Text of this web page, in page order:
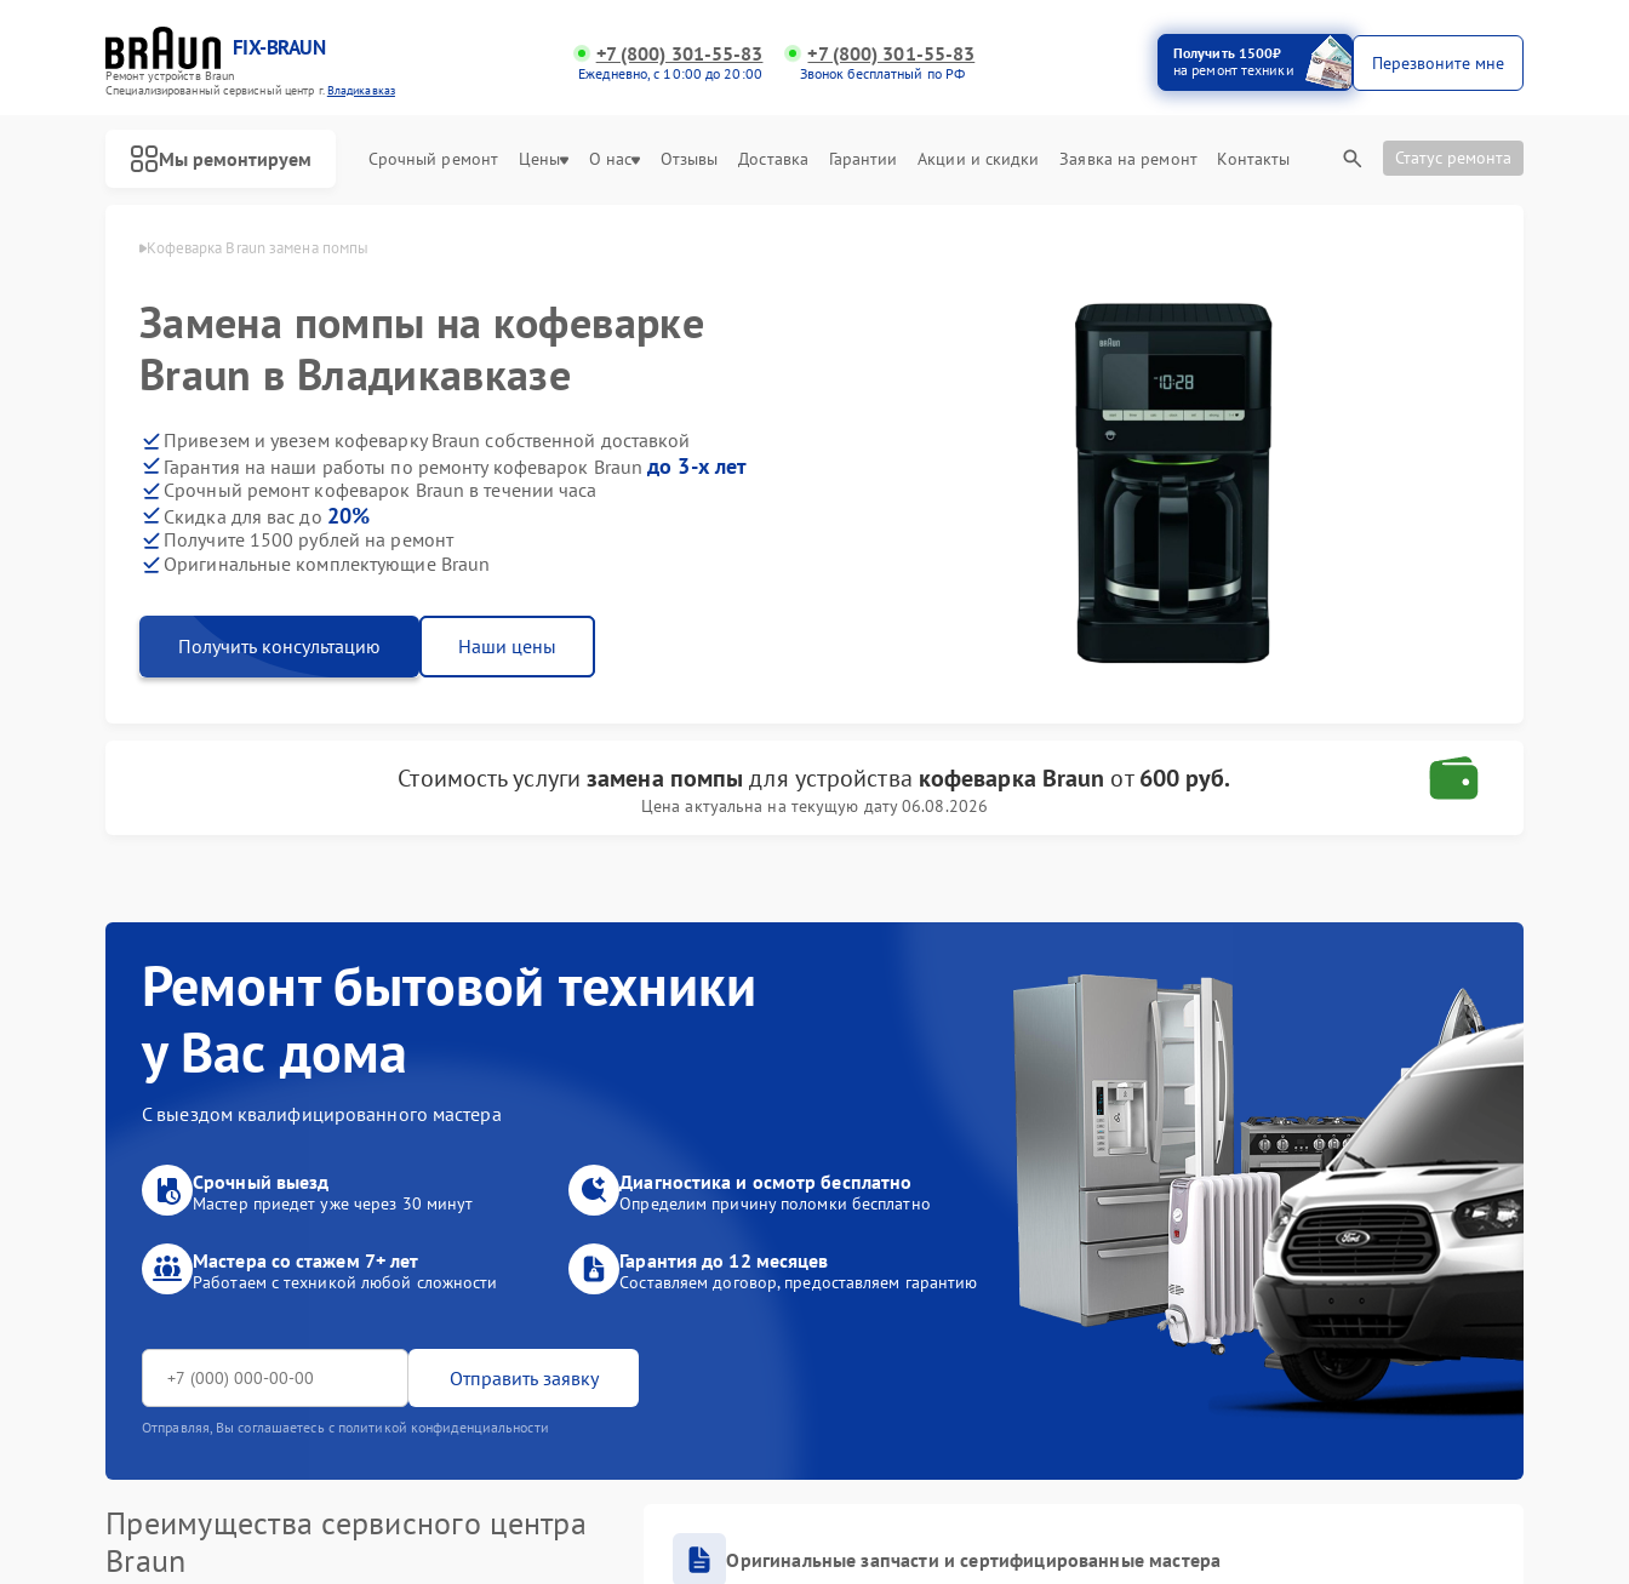
FIX-BRAUN
Ремонт устройств Braun
Специализированный cервисный центр г.Владикавказ
+7 (800) 301-55-83
Ежедневно, с 10:00 до 20:00
+7 (800) 301-55-83
Звонок бесплатный по РФ
Получить 1500₽
на ремонт техники
Перезвоните мне
Мы ремонтируем Срочный ремонт Цены О нас Отзывы Доставка Гарантии Акции и скидки Заявка на ремонт Контакты Статус ремонта
в Владикавказе Кофеварка Braun замена помпы
Замена помпы на кофеварке
Braun в Владикавказе
Привезем и увезем кофеварку Braun собственной доставкой
Гарантия на наши работы по ремонту кофеварок Braunдо 3-х лет
Срочный ремонт кофеварок Braun в течении часа
Скидка для вас до 20%
Получите 1500 рублей на ремонт
Оригинальные комплектующие Braun
Получить консультацию Наши цены
Стоимость услугизамена помпы для устройства кофеварка Braun от600 руб.
Цена актуальна на текущую дату 06.08.2026
Ремонт бытовой техники
у Вас дома
С выездом квалифицированного мастера
Срочный выезд
Мастер приедет уже через 30 минут
Диагностика и осмотр бесплатно
Определим причину поломки бесплатно
Мастера со стажем 7+ лет
Работаем с техникой любой сложности
Гарантия до 12 месяцев
Составляем договор, предоставляем гарантию
Отправить заявку
Отправляя, Вы соглашаетесь с политикой конфиденциальности
Преимущества сервисного центра
Braun
Оригинальные запчасти и сертифицированные мастера